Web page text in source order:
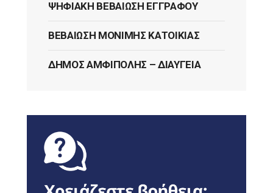
ΨΗΦΙΑΚΉ ΒΕΒΑΊΩΣΗ ΕΓΓΡΆΦΟΥ
ΒΕΒΑΊΩΣΗ ΜΌΝΙΜΗΣ ΚΑΤΟΙΚΊΑΣ
ΔΉΜΟΣ ΑΜΦΊΠΟΛΗΣ – ΔΙΑΎΓΕΙΑ